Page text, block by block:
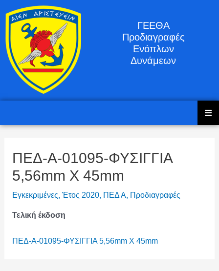
ΓΕΕΘΑ
Προδιαγραφές
Ενόπλων
Δυνάμεων
ΠΕΔ-Α-01095-ΦΥΣΙΓΓΙΑ
5,56mm X 45mm
Εγκεκριμένες, Έτος 2020, ΠΕΔ Α, Προδιαγραφές
Τελική έκδοση
ΠΕΔ-Α-01095-ΦΥΣΙΓΓΙΑ 5,56mm X 45mm